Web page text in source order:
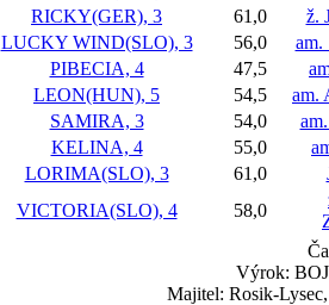
RICKY(GER), 3 61,0
ž.
LUCKY WIND(SLO), 3 56,0
am.
PIBECIA, 4 47,5
LEON(HUN), 5 54,5
am.
SAMIRA, 3 54,0
KELINA, 4 55,0
LORIMA(SLO), 3 61,0
VICTORIA(SLO), 4 58,0
Výrok:
Majitel: Rosik-